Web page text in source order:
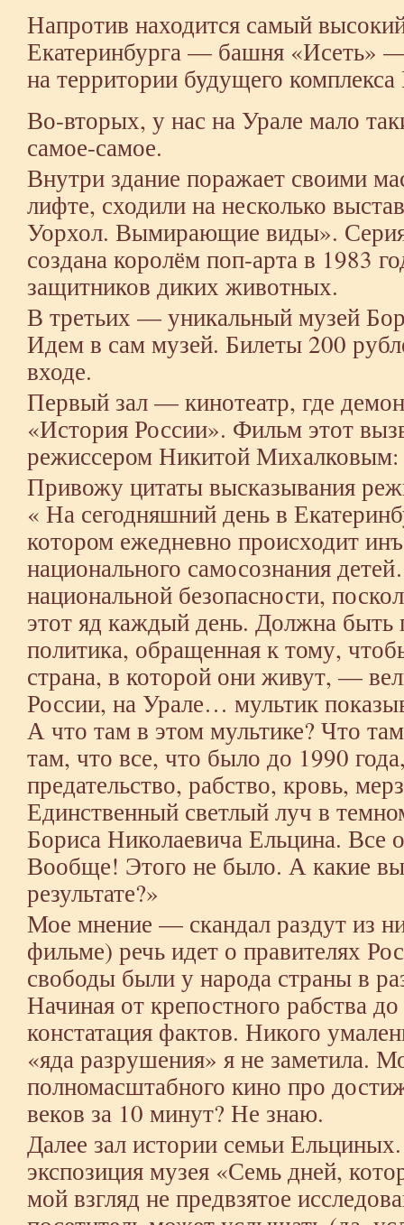
Напротив находится самый
Екатеринбурга — башня «Исеть»
на территории будущего
Во-вторых, у нас на Урале мало
самое-самое.
Внутри здание поражает своими
лифте, сходили на несколько
Уорхол. Вымирающие виды».
создана королём поп-арта в 1983
защитников диких животных.
В третьих — уникальный музей
Идем в сам музей. Билеты 200
входе.
Первый зал — кинотеатр, где
«История России». Фильм этот
режиссером Никитой Михалковым:
Привожу цитаты высказывания
« На сегодняшний день в
котором ежедневно происходит
национального самосознания
национальной безопасности,
этот яд каждый день. Должна быть
политика, обращенная к тому,
страна, в которой они живут, —
России, на Урале… мультик
А что там в этом мультике? Что
там, что все, что было до 1990
предательство, рабство, кровь,
Единственный светлый луч в
Бориса Николаевича Ельцина. Все
Вообще! Этого не было. А какие
результате?»
Мое мнение — скандал раздут из
фильме) речь идет о правителях
свободы были у народа страны в
Начиная от крепостного рабства
констатация фактов. Никого
«яда разрушения» я не заметила.
полномасштабного кино про
веков за 10 минут? Не знаю.
Далее зал истории семьи
экспозиция музея «Семь дней,
мой взгляд не предвзятое